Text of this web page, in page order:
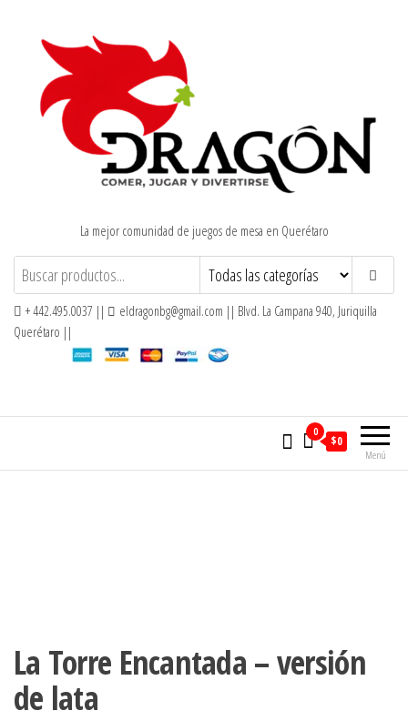
contenido
La mejor comunidad de juegos de mesa en Querétaro
+ 442.495.0037 ||
eldragonbg@gmail.com || Blvd. La Campana 940, Juriquilla
Querétaro ||
Menú
0
$0
La Torre Encantada – versión
de lata